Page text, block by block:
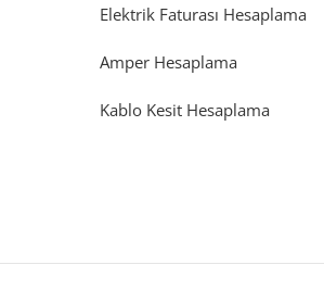
Elektrik Faturası Hesaplama
Amper Hesaplama
Kablo Kesit Hesaplama